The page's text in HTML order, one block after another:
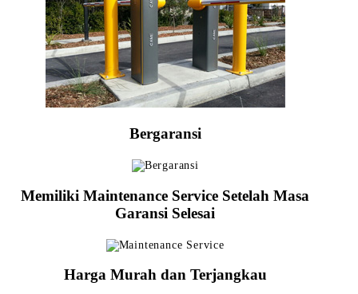
Bergaransi
Memiliki Maintenance Service Setelah Masa
Garansi Selesai
Harga Murah dan Terjangkau